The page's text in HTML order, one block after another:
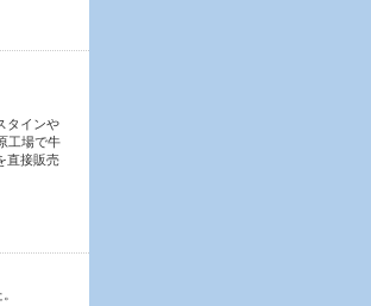
タインや
工場で牛
直接販売